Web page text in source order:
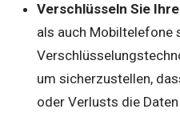
Verschlüsseln Sie
als auch Mobiltelefone
um sicherzustellen,
oder Verlusts die